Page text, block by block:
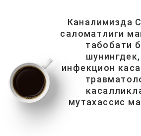
Каналимизда
саломатлиги
табобати
инфекцион
мутахассис